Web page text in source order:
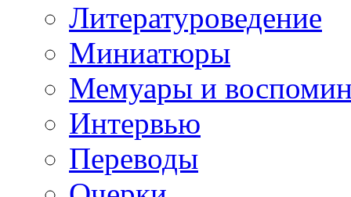
Литературоведение
Миниатюры
Мемуары и
Интервью
Переводы